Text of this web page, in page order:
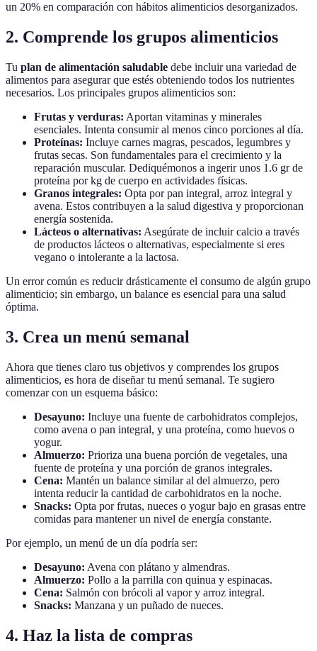
un 20% en comparación con hábitos alimenticios desorganizados.
2. Comprende los grupos alimenticios
Tu plan de alimentación saludable debe incluir una variedad de
alimentos para asegurar que estés obteniendo todos los nutrientes
necesarios. Los principales grupos alimenticios son:
Frutas y verduras: Aportan vitaminas y minerales
esenciales. Intenta consumir al menos cinco porciones al día.
Proteínas: Incluye carnes magras, pescados, legumbres y
frutas secas. Son fundamentales para el crecimiento y la
reparación muscular. Dediquémonos a ingerir unos 1.6 gr de
proteína por kg de cuerpo en actividades físicas.
Granos integrales: Opta por pan integral, arroz integral y
avena. Estos contribuyen a la salud digestiva y proporcionan
energía sostenida.
Lácteos o alternativas: Asegúrate de incluir calcio a través
de productos lácteos o alternativas, especialmente si eres
vegano o intolerante a la lactosa.
Un error común es reducir drásticamente el consumo de algún grupo
alimenticio; sin embargo, un balance es esencial para una salud
óptima.
3. Crea un menú semanal
Ahora que tienes claro tus objetivos y comprendes los grupos
alimenticios, es hora de diseñar tu menú semanal. Te sugiero
comenzar con un esquema básico:
Desayuno: Incluye una fuente de carbohidratos complejos,
como avena o pan integral, y una proteína, como huevos o
yogur.
Almuerzo: Prioriza una buena porción de vegetales, una
fuente de proteína y una porción de granos integrales.
Cena: Mantén un balance similar al del almuerzo, pero
intenta reducir la cantidad de carbohidratos en la noche.
Snacks: Opta por frutas, nueces o yogur bajo en grasas entre
comidas para mantener un nivel de energía constante.
Por ejemplo, un menú de un día podría ser:
Desayuno: Avena con plátano y almendras.
Almuerzo: Pollo a la parrilla con quinua y espinacas.
Cena: Salmón con brócoli al vapor y arroz integral.
Snacks: Manzana y un puñado de nueces.
4. Haz la lista de compras